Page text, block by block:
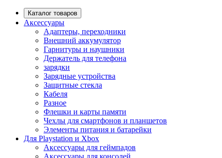
Каталог товаров
Аксессуары
Адаптеры, переходники
Внешний аккумулятор
Гарнитуры и наушники
Держатель для телефона
зарядки
Зарядные устройства
Защитные стекла
Кабеля
Разное
Флешки и карты памяти
Чехлы для смартфонов и планшетов
Элементы питания и батарейки
Для Playstation и Xbox
Аксессуары для геймпадов
Аксессуары для консолей